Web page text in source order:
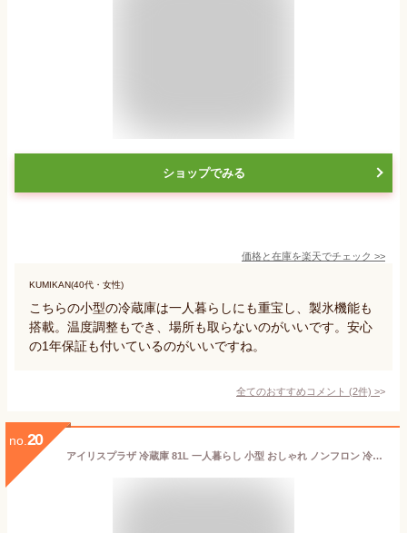
ショップでみる
価格と在庫を楽天でチェック >>
KUMIKAN(40代・女性)
こちらの小型の冷蔵庫は一人暮らしにも重宝し、製氷機能も
搭載。温度調整もでき、場所も取らないのがいいです。安心
の1年保証も付いているのがいいですね。
全てのおすすめコメント (2件) >
no. 20
アイリスプラザ 冷蔵庫 81L 一人暮らし 小型 おしゃれ ノンフロン 冷凍冷蔵庫 ライトグリーン PRR-082D-LG